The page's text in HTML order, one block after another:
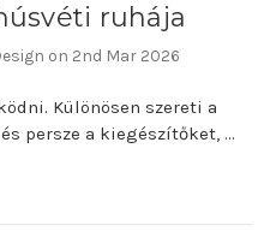
ruhája
on 2nd Mar 2026
Különösen szereti a
persze a kiegészítőket, …